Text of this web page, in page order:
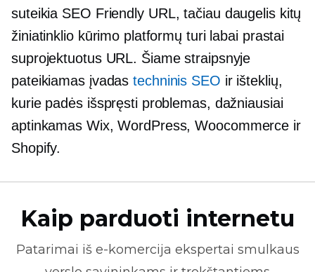
suteikia SEO FriendlyURL, tačiau daugelis kitų
žiniatinklio kūrimo platformų turi labai prastai
suprojektuotus URL. Šiame straipsnyje
pateikiamas įvadastechninis SEO ir išteklių,
kurie padės išspręsti problemas, dažniausiai
aptinkamas Wix, WordPress, Woocommerce ir
Shopify.
Kaip parduoti internetu
Patarimai iš e-komercija ekspertai smulkaus